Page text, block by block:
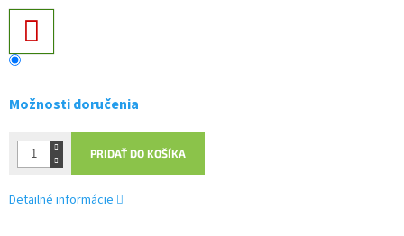
Možnosti doručenia
PRIDAŤ DO KOŠÍKA
Detailné informácie